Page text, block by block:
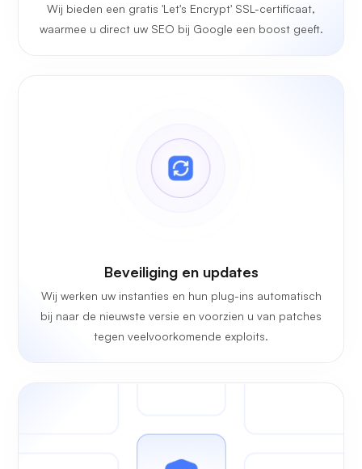
Wij bieden een gratis 'Let's Encrypt' SSL-certificaat,
waarmee u direct uw SEO bij Google een boost geeft.
Beveiliging en updates
Wij werken uw instanties en hun plug-ins automatisch
bij naar de nieuwste versie en voorzien u van patches
tegen veelvoorkomende exploits.